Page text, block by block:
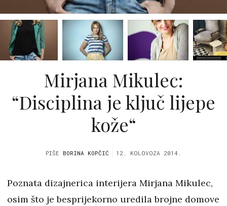
Mirjana Mikulec:
“Disciplina je ključ lijepe
kože“
PIŠE BORINA KOPČIĆ 12. KOLOVOZA 2014.
Poznata dizajnerica interijera Mirjana Mikulec,
osim što je besprijekorno uredila brojne domove